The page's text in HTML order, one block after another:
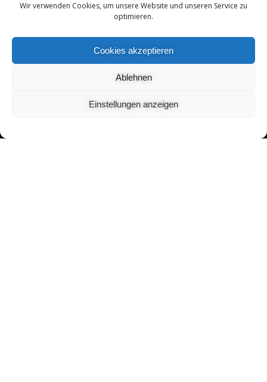
Wir verwenden Cookies, um unsere Website und unseren Service zu
optimieren.
Cookies akzeptieren
Ablehnen
Einstellungen anzeigen